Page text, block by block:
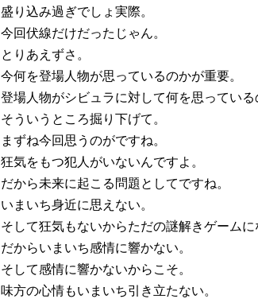
盛り込み過ぎでしょ実際。
今回伏線だけだったじゃん。
とりあえずさ。
今何を登場人物が思っているのかが重要。
登場人物がシビュラに対して何を思っている
そういうところ掘り下げて。
まずね今回思うのがですね。
狂気をもつ犯人がいないんですよ。
だから未来に起こる問題としてですね。
いまいち身近に思えない。
そして狂気もないからただの謎解きゲームに
だからいまいち感情に響かない。
そして感情に響かないからこそ。
味方の心情もいまいち引き立たない。